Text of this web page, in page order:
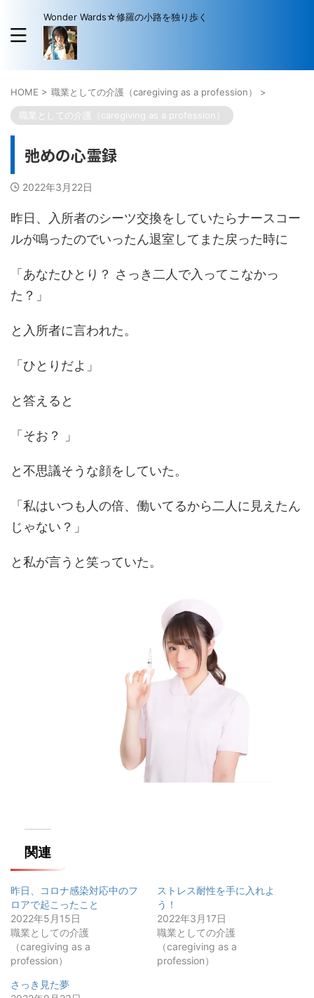
Wonder Wards☆修羅の小路を独り歩く
HOME > 職業としての介護（caregiving as a profession） >
職業としての介護（caregiving as a profession）
弛めの心霊録
2022年3月22日
昨日、入所者のシーツ交換をしていたらナースコー
ルが鳴ったのでいったん退室してまた戻った時に
「あなたひとり？ さっき二人で入ってこなかっ
た？」
と入所者に言われた。
「ひとりだよ」
と答えると
「そお？ 」
と不思議そうな顔をしていた。
「私はいつも人の倍、働いてるから二人に見えたん
じゃない？」
と私が言うと笑っていた。
関連
昨日、コロナ感染対応中のフ
ロアで起こったこと
2022年5月15日
職業としての介護
（caregiving as a
profession）
ストレス耐性を手に入れよ
う！
2022年3月17日
職業としての介護
（caregiving as a
profession）
さっき見た夢